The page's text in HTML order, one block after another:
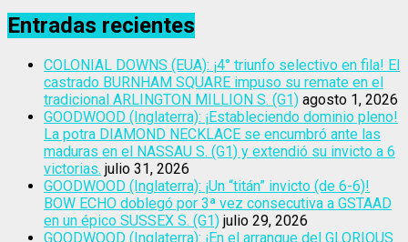
Entradas recientes
COLONIAL DOWNS (EUA): ¡4° triunfo selectivo en fila! El
castrado BURNHAM SQUARE impuso su remate en el
tradicional ARLINGTON MILLION S. (G1) agosto 1, 2026
GOODWOOD (Inglaterra): ¡Estableciendo dominio pleno!
La potra DIAMOND NECKLACE se encumbró ante las
maduras en el NASSAU S. (G1) y extendió su invicto a 6
victorias. julio 31, 2026
GOODWOOD (Inglaterra): ¡Un “titán” invicto (de 6-6)!
BOW ECHO doblegó por 3ª vez consecutiva a GSTAAD
en un épico SUSSEX S. (G1) julio 29, 2026
GOODWOOD (Inglaterra): ¡En el arranque del GLORIOUS